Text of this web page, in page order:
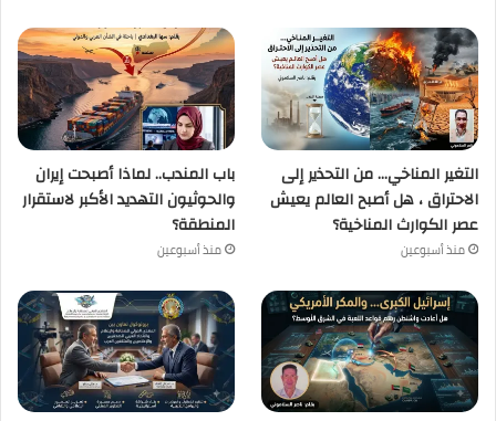
التغير المناخي… من التحذير إلى
الاحتراق ، هل أصبح العالم يعيش
عصر الكوارث المناخية؟
منذ أسبوعين
باب المندب.. لماذا أصبحت إيران
والحوثيون التهديد الأكبر لاستقرار
المنطقة؟
منذ أسبوعين